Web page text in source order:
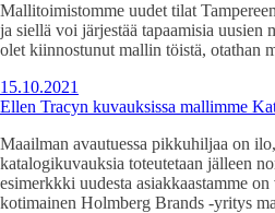
Mallitoimistomme uudet tilat
ja siellä voi järjestää tapaamisia uusien
olet kiinnostunut mallin töistä, otathan
15.10.2021
Ellen Tracyn kuvauksissa mallimme
Maailman avautuessa pikkuhiljaa on
katalogikuvauksia toteutetaan jälleen
esimerkkki uudesta asiakkaastamme
kotimainen Holmberg Brands -yritys